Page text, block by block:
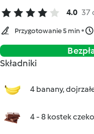
4.0 37
Przygotowanie 5 min
Składniki
4 banany,
4 - 8 kostek